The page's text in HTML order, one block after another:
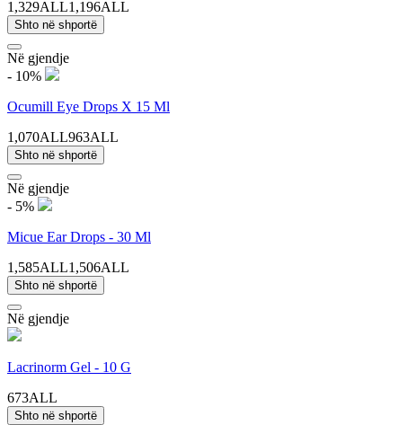
1,329ALL1,196ALL
Shto në shportë
Në gjendje
- 10%
Ocumill Eye Drops X 15 Ml
1,070ALL963ALL
Shto në shportë
Në gjendje
- 5%
Micue Ear Drops - 30 Ml
1,585ALL1,506ALL
Shto në shportë
Në gjendje
Lacrinorm Gel - 10 G
673ALL
Shto në shportë